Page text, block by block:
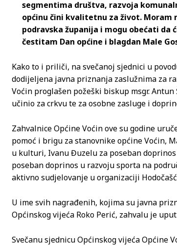
segmentima društva, razvoja
općinu čini kvalitetnu za život.
podravska županija i mogu obećati
čestitam Dan općine i blagdan Male
Kako to i priliči, na svečanoj sjednici u
dodijeljena javna priznanja zaslužnima za
Voćin proglašen požeški biskup msgr.
učinio za crkvu te za osobne zasluge i
Zahvalnice Općine Voćin ove su godine
pomoć i brigu za stanovnike općine Voćin,
u kulturi, Ivanu Đuzelu za poseban
poseban doprinos u razvoju sporta na
aktivno sudjelovanje u organizaciji
U ime svih nagrađenih, kojima su javna
Općinskog vijeća Roko Perić, zahvalu je
Svečanu sjednicu Općinskog vijeća